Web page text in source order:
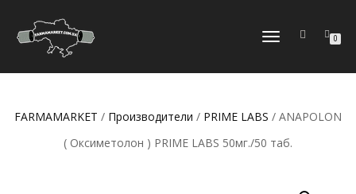
ПЕРЕКЛЮЧИТЬ
0
FARMAMARKET / Производители / PRIME LABS / ANAPOLON
( Оксиметолон ) PRIME LABS 50мг./50 таб.